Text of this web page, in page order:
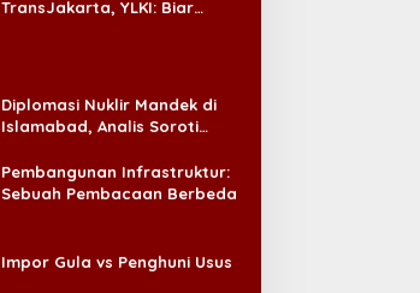
TransJakarta, YLKI: Biar
Diplomasi Nuklir Mandek di
Islamabad, Analis Soroti
Pembangunan Infrastruktur:
Sebuah Pembacaan Berbeda
Impor Gula vs Penghuni Usus